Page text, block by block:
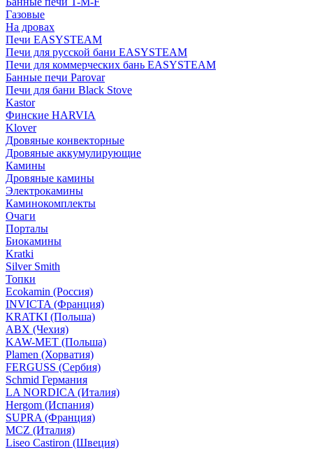
Газовые
На дровах
Печи EASYSTEAM
Печи для русской бани EASYSTEAM
Печи для коммерческих бань EASYSTEAM
Банные печи Parovar
Печи для бани Black Stove
Kastor
Финские HARVIA
Klover
Дровяные конвекторные
Дровяные аккумулирующие
Камины
Дровяные камины
Электрокамины
Каминокомплекты
Очаги
Порталы
Биокамины
Kratki
Silver Smith
Топки
Ecokamin (Россия)
INVICTA (Франция)
KRATKI (Польша)
ABX (Чехия)
KAW-MET (Польша)
Plamen (Хорватия)
FERGUSS (Сербия)
Schmid Германия
LA NORDICA (Италия)
Hergom (Испания)
SUPRA (Франция)
MCZ (Италия)
Liseo Castiron (Швеция)